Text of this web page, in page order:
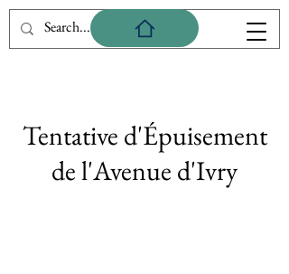
Tentative d'Épuisement
de l'Avenue d'Ivry